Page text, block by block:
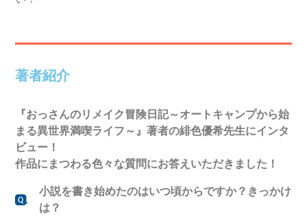
著者紹介
『おっさんのリメイク冒険日記～オートキャンプから始
まる異世界満喫ライフ～』著者の緋色優希先生にインタ
ビュー！
作品にまつわる色々な質問にお答えいただきました！
小説を書き始めたのはいつ頃からですか？きっかけ
は？